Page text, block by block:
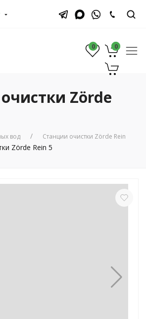
0 0
0
Zörde
вод Станции очистки Zörde Rein
Zörde Rein 5